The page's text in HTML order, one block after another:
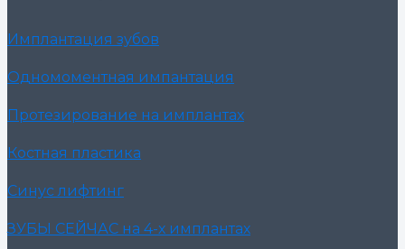
Имплантация зубов
Одномоментная импантация
Протезирование на имплантах
Костная пластика
Синус лифтинг
ЗУБЫ СЕЙЧАС на 4-х имплантах